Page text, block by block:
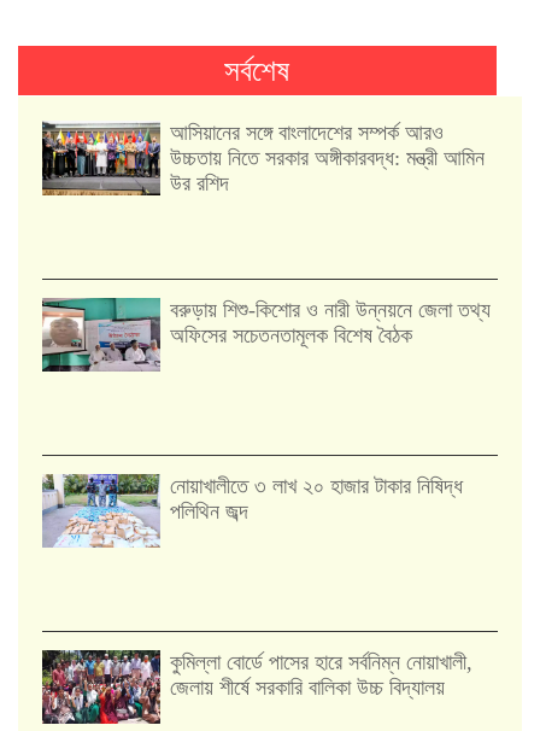
সর্বশেষ
আসিয়ানের সঙ্গে বাংলাদেশের সম্পর্ক আরও
উচ্চতায় নিতে সরকার অঙ্গীকারবদ্ধ: মন্ত্রী আমিন
উর রশিদ
বরুড়ায় শিশু-কিশোর ও নারী উন্নয়নে জেলা তথ্য
অফিসের সচেতনতামূলক বিশেষ বৈঠক
নোয়াখালীতে ৩ লাখ ২০ হাজার টাকার নিষিদ্ধ
পলিথিন জব্দ
কুমিল্লা বোর্ডে পাসের হারে সর্বনিম্ন নোয়াখালী,
জেলায় শীর্ষে সরকারি বালিকা উচ্চ বিদ্যালয়